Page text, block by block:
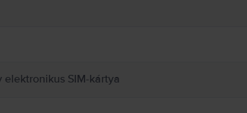
elektronikus SIM-kártya